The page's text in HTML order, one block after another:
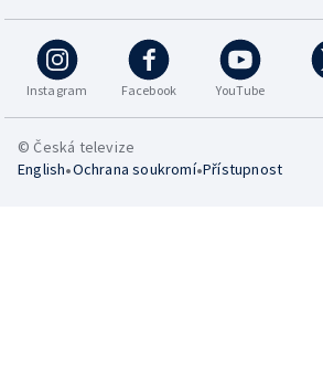
Instagram Facebook YouTube
© Česká televize
English•Ochrana soukromí•Přístupnost